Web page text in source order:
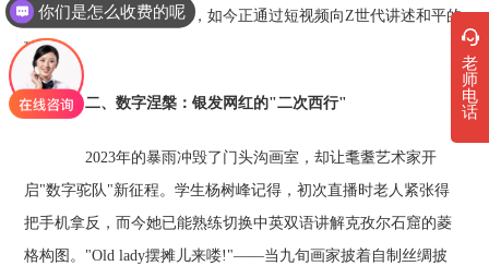
完成的《千年商队》油画，如今正通过短视频向Z世代讲述和平的
珍贵。
二、数字涅槃：银发网红的"二次西行"
2023年的暴雨冲毁了门头沟画室，却让耄耋艺术家开
启"数字驼队"新征程。学生杨树峰记得，初次直播时老人紧张得
把手机拿反，而今她已能熟练切换中英双语讲解克孜尔石窟的菱
格构图。"Old lady摆摊儿来喽!"——当九旬画家披着自制丝绸披
老
师
电
话
你们是怎么收费的呢